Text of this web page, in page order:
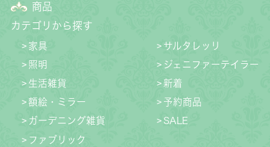
商品
カテゴリから探す
家具
照明
生活雑貨
額絵・ミラー
ガーデニング雑貨
ファブリック
サルタレッリ
ジェニファーテイラー
新着
予約商品
SALE